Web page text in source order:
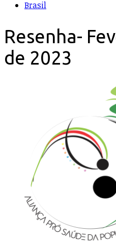
Brasil
Resenha-
de 2023